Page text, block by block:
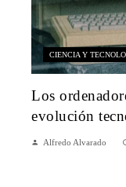
CIENCIA Y
Los
evolución
Alfredo Alvarado